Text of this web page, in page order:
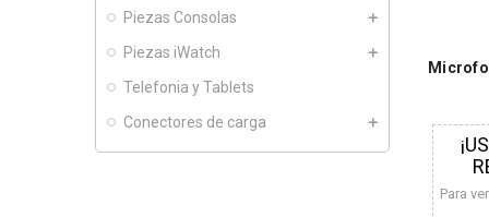
Piezas Consolas
Piezas iWatch
Telefonia y Tablets
Conectores de carga
Para